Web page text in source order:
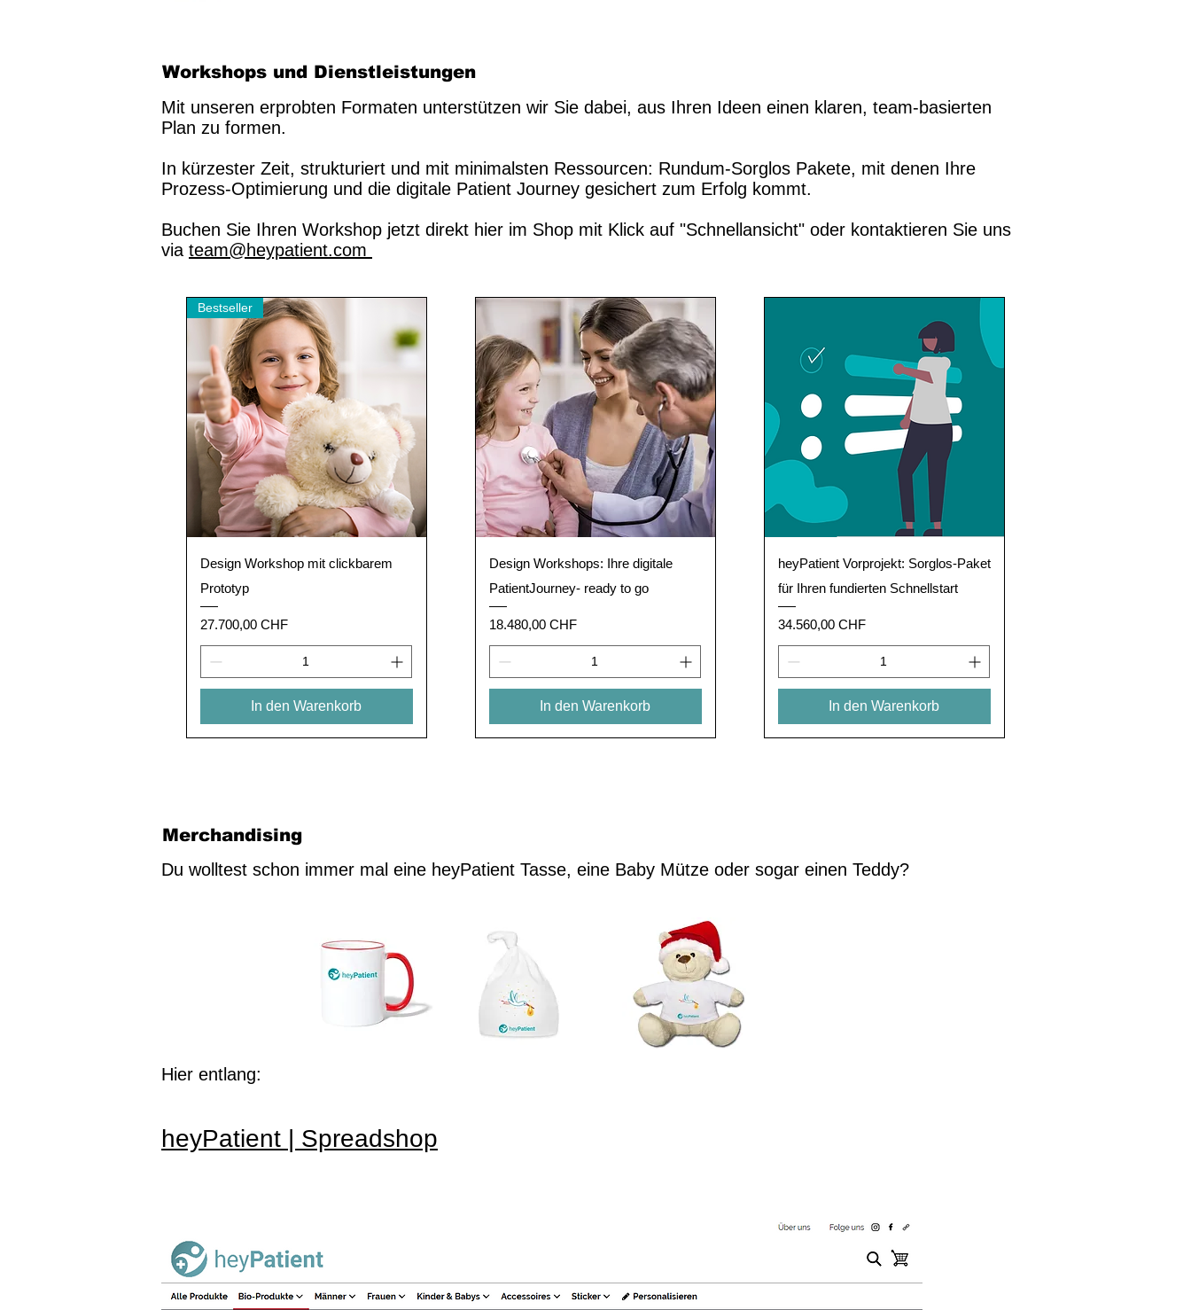
Workshops und Dienstleistungen
Mit unseren erprobten Formaten unterstützen wir Sie dabei, aus Ihren Ideen einen klaren, team-basierten
Plan zu formen.
In kürzester Zeit, strukturiert und mit minimalsten Ressourcen: Rundum-Sorglos Pakete, mit denen Ihre
Prozess-Optimierung und die digitale Patient Journey gesichert zum Erfolg kommt.
Buchen Sie Ihren Workshop jetzt direkt hier im Shop mit Klick auf "Schnellansicht" oder kontaktieren Sie uns
via team@heypatient.com
Schnellansicht
Bestseller
Design Workshop mit clickbarem
Prototyp
Preis
27.700,00 CHF
In den Warenkorb
Schnellansicht
Design Workshops: Ihre digitale
PatientJourney- ready to go
Preis
18.480,00 CHF
In den Warenkorb
Schnellansicht
heyPatient Vorprojekt: Sorglos-Paket
für Ihren fundierten Schnellstart
Preis
34.560,00 CHF
In den Warenkorb
Merchandising
Du wolltest schon immer mal eine heyPatient Tasse, eine Baby Mütze oder sogar einen Teddy?
Hier entlang:
heyPatient | Spreadshop